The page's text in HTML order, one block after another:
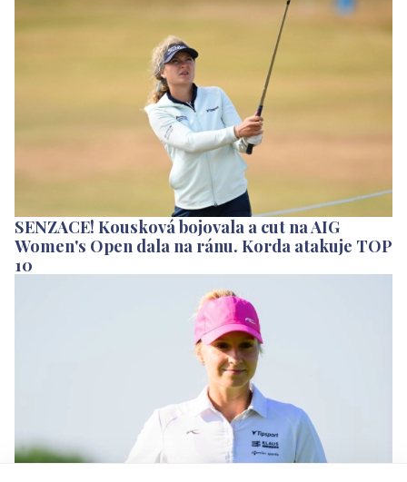
SENZACE! Kousková bojovala a cut na AIG
Women's Open dala na ránu. Korda atakuje TOP
10